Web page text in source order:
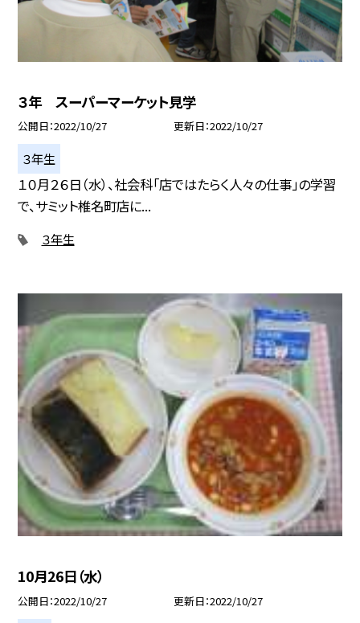
３年 スーパーマーケット見学
公開日 2022/10/27 更新日 2022/10/27
３年生
１０月２６日（水）、社会科「店ではたらく人々の仕事」の学習
で、サミット椎名町店に...
３年生
10月26日（水）
公開日 2022/10/27 更新日 2022/10/27